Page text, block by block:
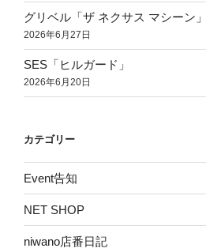
グリベル「ザ ネクサス マシーン
2026年6月27日
SES「ヒルガード」
2026年6月20日
カテゴリー
Event告知
NET SHOP
niwano店番日記